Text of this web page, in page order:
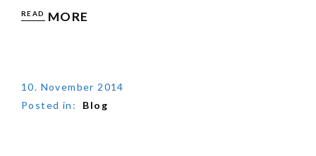
READ MORE
10. November 2014
Posted in:
Blog